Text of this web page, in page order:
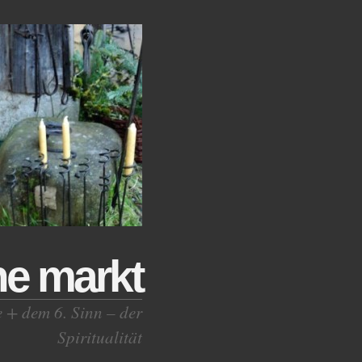
markt
+ dem 6. Sinn – der
Spiritualität